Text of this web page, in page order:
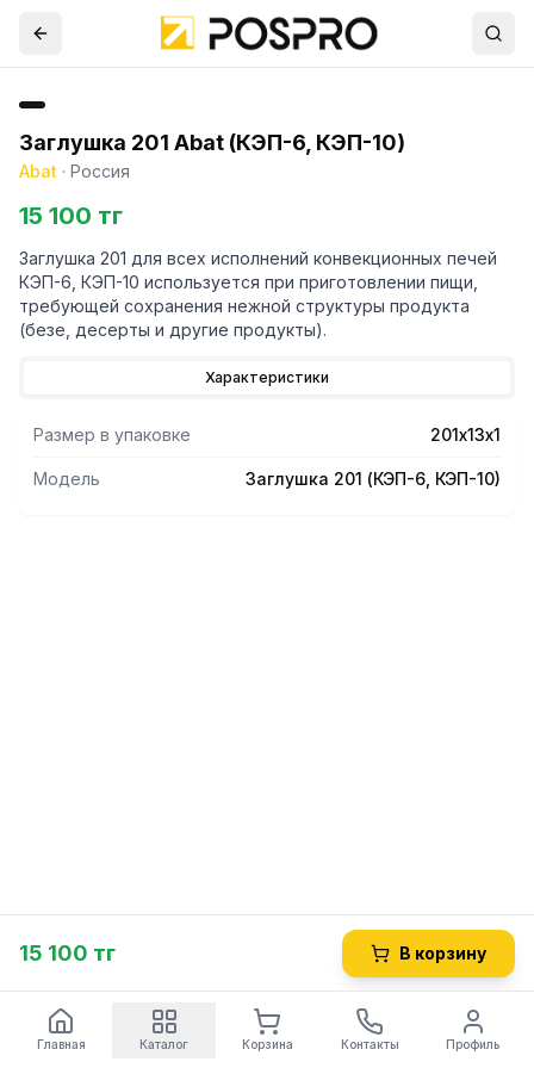
Заглушка 201 Abat (КЭП-6, КЭП-10)
Abat · Россия
15 100 тг
Заглушка 201 для всех исполнений конвекционных печей
КЭП-6, КЭП-10 используется при приготовлении пищи,
требующей сохранения нежной структуры продукта
(безе, десерты и другие продукты).
Характеристики
Размер в упаковке 201х13х1
Модель Заглушка 201 (КЭП-6, КЭП-10)
15 100 тг В корзину
Главная Каталог Корзина Контакты Профиль